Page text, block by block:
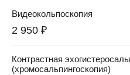
Видеокольпоскопия
2 950 ₽
Контрастная
(хромосальпингоскопия)